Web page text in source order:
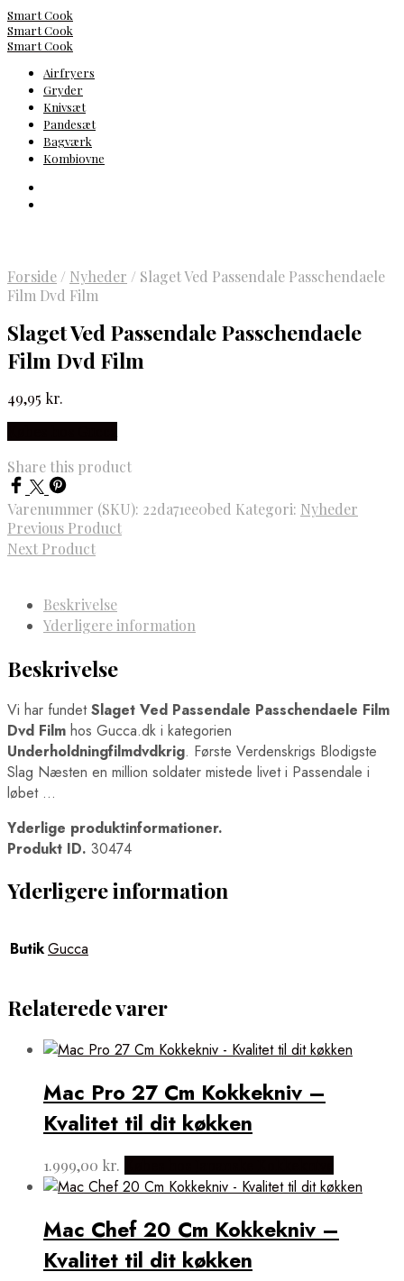
Smart Cook
Smart Cook
Smart Cook
Airfryers
Gryder
Knivsæt
Pandesæt
Bagværk
Kombiovne
Forside / Nyheder / Slaget Ved Passendale Passchendaele
Film Dvd Film
Slaget Ved Passendale Passchendaele
Film Dvd Film
49,95 kr.
Share this product
Varenummer (SKU): 22da71ee0bed Kategori: Nyheder
Previous Product
Next Product
Beskrivelse
Yderligere information
Beskrivelse
Vi har fundetSlaget Ved Passendale Passchendaele Film
Dvd Film hos Gucca.dk i kategorien
Underholdningfilmdvdkrig. Første Verdenskrigs Blodigste
Slag Næsten en million soldater mistede livet i Passendale i
løbet …
Yderlige produktinformationer.
Produkt ID. 30474
Yderligere information
ButikGucca
Relaterede varer
Mac Pro 27 Cm Kokkekniv –
Kvalitet til dit køkken
1.999,00 kr.
Mac Chef 20 Cm Kokkekniv –
Kvalitet til dit køkken